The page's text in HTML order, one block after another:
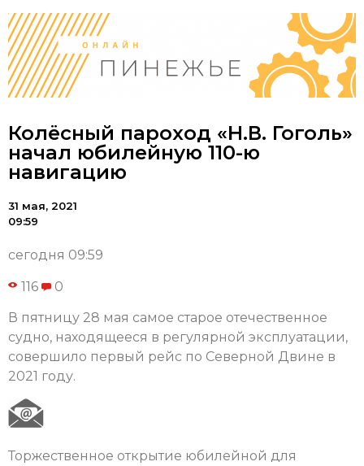
Колёсный пароход «Н.В. Гоголь»
начал юбилейную 110-ю
навигацию
31 мая, 2021
09:59
сегодня 09:59
116 0
В пятницу 28 мая самое старое отечественное
судно, находящееся в регулярной эксплуатации,
совершило первый рейс по Северной Двине в
2021 году.
Торжественное открытие юбилейной для